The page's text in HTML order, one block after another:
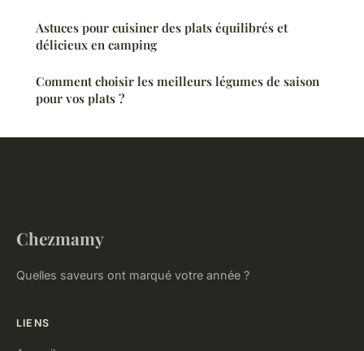
Astuces pour cuisiner des plats équilibrés et
délicieux en camping
Comment choisir les meilleurs légumes de saison
pour vos plats ?
Chezmamy
Quelles saveurs ont marqué votre année ?
LIENS